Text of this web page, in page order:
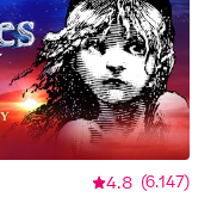
4.8 (6.147)